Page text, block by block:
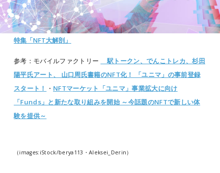
特集「NFT大解剖」
参考：モバイルファクトリー
駅トークン、でんこトレカ、杉田
陽平氏アート、 山口周氏書籍のNFT化！ 「ユニマ」の事前登録
スタート！
・ NFTマーケット「ユニマ」事業拡大に向け
「Funds」と新たな取り組みを開始 ～今話題のNFTで新しい体
験を提供～
（images:iStock/berya113・Aleksei_Derin）